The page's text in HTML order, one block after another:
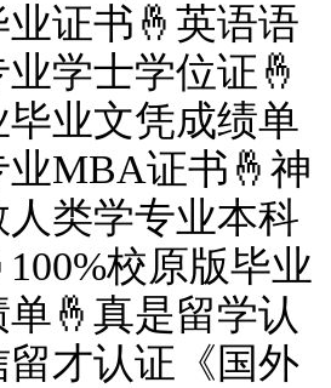
业证书🤞英语语
学士学位证🤞
毕业文凭成绩单
业MBA证书🤞神
类学专业本科
校原版毕业
🤞真是留学认
才认证《国外